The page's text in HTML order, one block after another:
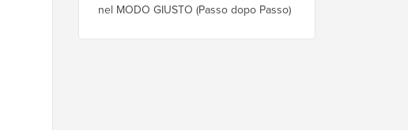
nel MODO GIUSTO (Passo dopo Passo)